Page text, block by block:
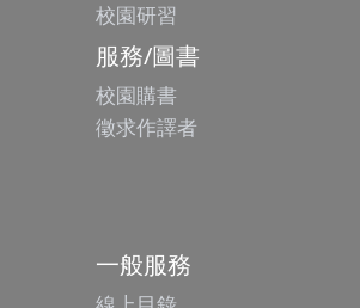
校園研習
服務/圖書
校園購書
徵求作譯者
一般服務